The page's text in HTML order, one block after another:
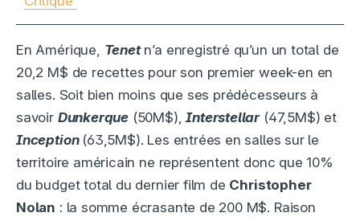
En Amérique, Tenetn’a enregistré qu’un un total de
20,2 M$ de recettes pour son premier week-en en
salles. Soit bien moins que ses prédécesseurs à
savoir Dunkerque (50M$),Interstellar(47,5M$) et
Inception (63,5M$). Les entrées en salles sur le
territoire américain ne représentent donc que 10%
du budget total du dernier film de Christopher
Nolan : la somme écrasante de 200 M$. Raison